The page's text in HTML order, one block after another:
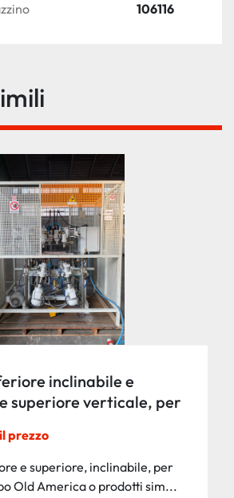
106116
inclinabile e
superiore verticale, per
prezzo
e superiore, inclinabile, per
Old America o prodotti sim...